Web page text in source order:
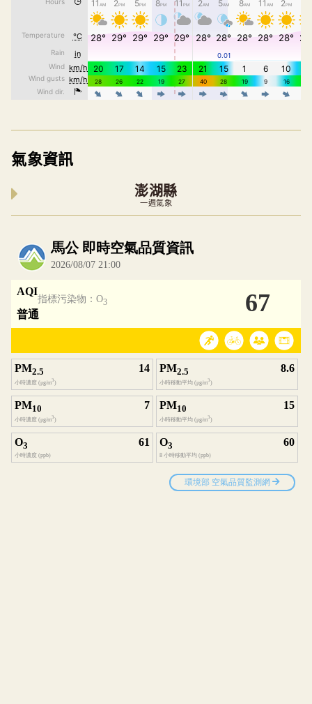
氣象資訊
澎湖縣
一週氣象
內嵌空氣品質小工具為視覺預覽，完整即時空